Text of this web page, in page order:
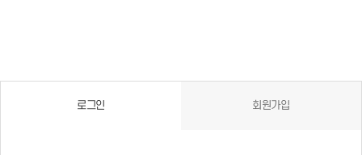
로그인 회원가입